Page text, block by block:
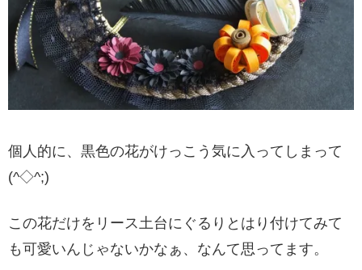
個人的に、黒色の花がけっこう気に入ってしまって
(^◇^;)
この花だけをリース土台にぐるりとはり付けてみて
も可愛いんじゃないかなぁ、なんて思ってます。